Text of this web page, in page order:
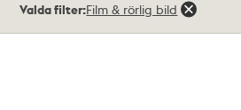
träffar
Valda filter:Film & rörlig bild